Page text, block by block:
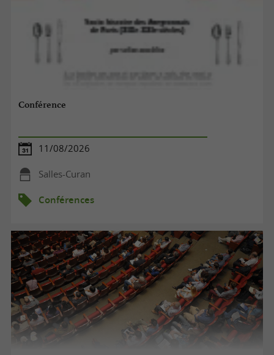
Conférence
11/08/2026
Salles-Curan
Conférences